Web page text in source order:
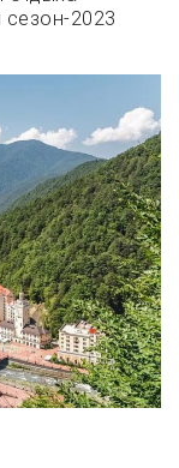
сезон-2023